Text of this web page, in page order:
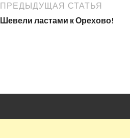
ПРЕДЫДУЩАЯ СТАТЬЯ
Шевели ластами к Орехово!